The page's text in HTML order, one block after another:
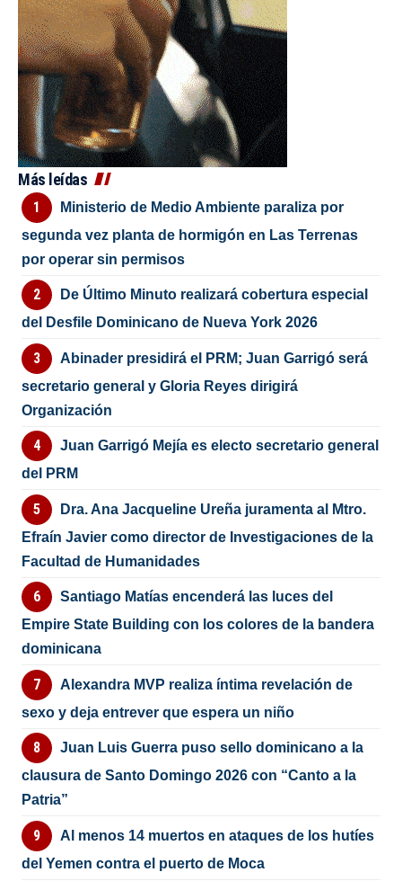
Más leídas
Ministerio de Medio Ambiente paraliza por
segunda vez planta de hormigón en Las Terrenas
por operar sin permisos
De Último Minuto realizará cobertura especial
del Desfile Dominicano de Nueva York 2026
Abinader presidirá el PRM; Juan Garrigó será
secretario general y Gloria Reyes dirigirá
Organización
Juan Garrigó Mejía es electo secretario general
del PRM
Dra. Ana Jacqueline Ureña juramenta al Mtro.
Efraín Javier como director de Investigaciones de la
Facultad de Humanidades
Santiago Matías encenderá las luces del
Empire State Building con los colores de la bandera
dominicana
Alexandra MVP realiza íntima revelación de
sexo y deja entrever que espera un niño
Juan Luis Guerra puso sello dominicano a la
clausura de Santo Domingo 2026 con “Canto a la
Patria”
Al menos 14 muertos en ataques de los hutíes
del Yemen contra el puerto de Moca